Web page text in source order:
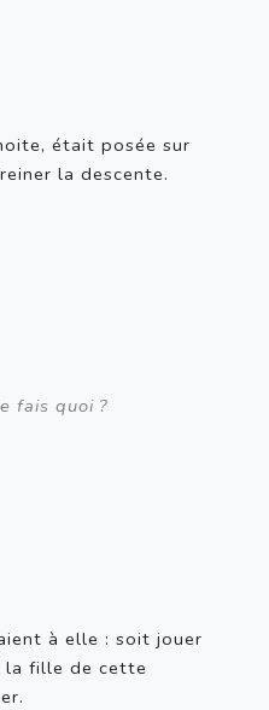
était posée sur
la descente.
fais quoi ?
à elle : soit jouer
la fille de cette